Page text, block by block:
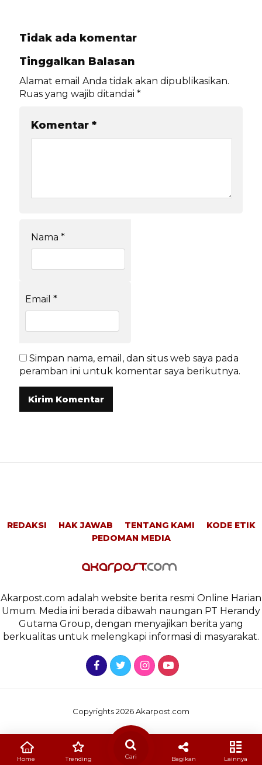
Tidak ada komentar
Tinggalkan Balasan
Alamat email Anda tidak akan dipublikasikan.
Ruas yang wajib ditandai *
Komentar *
Nama *
Email *
Simpan nama, email, dan situs web saya pada
peramban ini untuk komentar saya berikutnya.
REDAKSI HAK JAWAB TENTANG KAMI
KODE ETIK
PEDOMAN MEDIA
Akarpost.com adalah website berita resmi Online Harian
Umum. Media ini berada dibawah naungan PT Herandy
Gutama Group, dengan menyajikan berita yang
berkualitas untuk melengkapi informasi di masyarakat.
Copyrights 2026 Akarpost.com
Home Trending Cari Bagikan Lainnya